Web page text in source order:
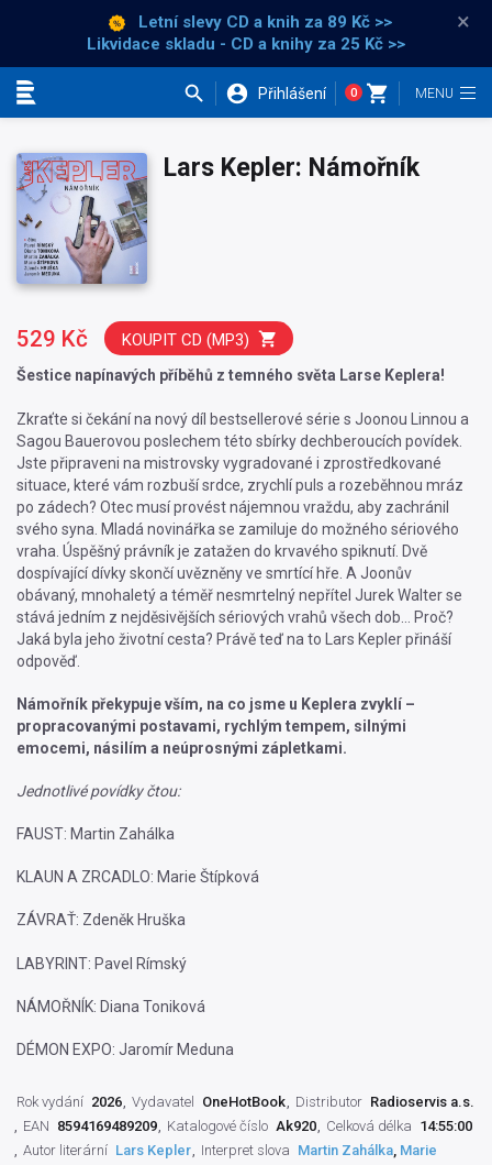
Letní slevy CD a knih za 89 Kč >>
Likvidace skladu - CD a knihy za 25 Kč >>
×
Přihlášení 0
Lars Kepler: Námořník
Šestice napínavých příběhů z temného světa Larse Keplera!
Zkraťte si čekání na nový díl bestsellerové série s Joonou Linnou a
Sagou Bauerovou poslechem této sbírky dechberoucích povídek.
Jste připraveni na mistrovsky vygradované i zprostředkované
situace, které vám rozbuší srdce, zrychlí puls a rozeběhnou mráz
po zádech? Otec musí provést nájemnou vraždu, aby zachránil
svého syna. Mladá novinářka se zamiluje do možného sériového
vraha. Úspěšný právník je zatažen do krvavého spiknutí. Dvě
dospívající dívky skončí uvězněny ve smrtící hře. A Joonův
obávaný, mnohaletý a téměř nesmrtelný nepřítel Jurek Walter se
stává jedním z nejděsivějších sériových vrahů všech dob... Proč?
Jaká byla jeho životní cesta? Právě teď na to Lars Kepler přináší
odpověď.
Námořník překypuje vším, na co jsme u Keplera zvyklí –
propracovanými postavami, rychlým tempem, silnými
emocemi, násilím a neúprosnými zápletkami.
Jednotlivé povídky čtou:
FAUST: Martin Zahálka
KLAUN A ZRCADLO: Marie Štípková
ZÁVRAŤ: Zdeněk Hruška
LABYRINT: Pavel Rímský
NÁMOŘNÍK: Diana Toniková
DÉMON EXPO: Jaromír Meduna
529 Kč KOUPIT CD (MP3)
Rok vydání 2026 Vydavatel OneHotBook Distributor Radioservis a.s.
EAN 8594169489209 Katalogové číslo Ak920 Celková délka 14:55:00
Autor literární Lars Kepler Interpret slova Martin Zahálka Marie